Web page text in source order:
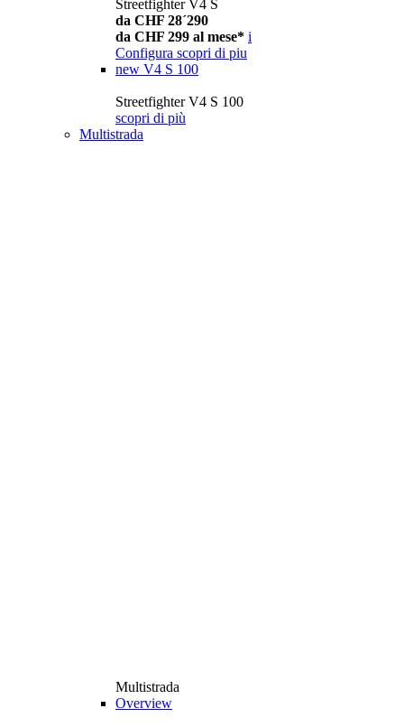
Streetfighter V4 S
da CHF 28´290
da CHF 299 al mese* i
Configura scopri di piu
new V4 S 100
Streetfighter V4 S 100
scopri di più
Multistrada
Multistrada
Overview